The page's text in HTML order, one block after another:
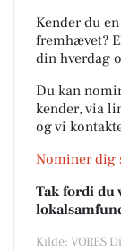
Kender du
fremhævet?
din hverdag
Du kan
kender, via
og vi
Nominer dig
Tak fordi du
Kilde: VORES